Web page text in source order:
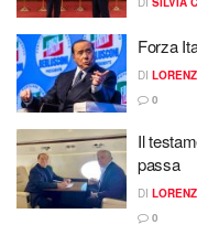
Forza
DI
0
Il
passa
DI
0